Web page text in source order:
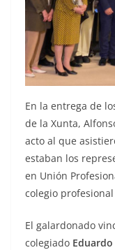
En la entrega de
de la Xunta,
acto al que
estaban los
en Unión
colegio
El galardonado
colegiado